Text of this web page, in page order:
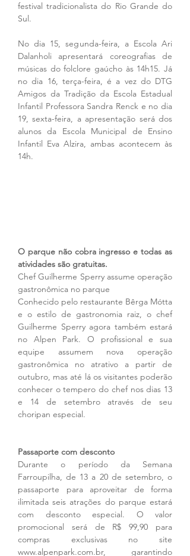
festival tradicionalista do Rio Grande do
Sul.
No dia 15, segunda-feira, a Escola Ari
Dalanholi apresentará coreografias de
músicas do folclore gaúcho às 14h15. Já
no dia 16, terça-feira, é a vez do DTG
Amigos da Tradição da Escola Estadual
Infantil Professora Sandra Renck e no dia
19, sexta-feira, a apresentação será dos
alunos da Escola Municipal de Ensino
Infantil Eva Alzira, ambas acontecem às
14h.
O parque não cobra ingresso e todas as
atividades são gratuitas.
Chef Guilherme Sperry assume operação
gastronômica no parque
Conhecido pelo restaurante Bêrga Mótta
e o estilo de gastronomia raiz, o chef
Guilherme Sperry agora também estará
no Alpen Park. O profissional e sua
equipe assumem nova operação
gastronômica no atrativo a partir de
outubro, mas até lá os visitantes poderão
conhecer o tempero do chef nos dias 13
e 14 de setembro através de seu
choripan especial.
Passaporte com desconto
Durante o período da Semana
Farroupilha, de 13 a 20 de setembro, o
passaporte para aproveitar de forma
ilimitada seis atrações do parque estará
com desconto especial. O valor
promocional será de R$ 99,90 para
compras exclusivas no site
www.alpenpark.com.br, garantindo